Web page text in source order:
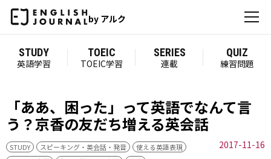
by アルク
STUDY
英語学習
TOEIC
TOEIC学習
SERIES
連載
QUIZ
練習問題
「ああ、困った」って英語でなんて言
う？京香の友だち増える英会話
STUDY スピーキング・英会話・発音
使える英語表現
2017-11-16